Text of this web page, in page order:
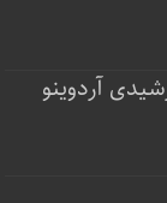
آردوینو